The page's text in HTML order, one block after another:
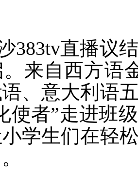
383tv直播议
来自西方语
、意大利语
使者”走进班
学生们在轻